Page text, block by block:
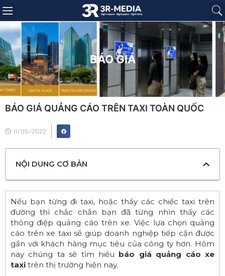
BÁO GIÁ
BÁO GIÁ QUẢNG CÁO TRÊN TAXI TOÀN QUỐC
11/05/2022
NỘI DUNG CƠ BẢN
Nếu bạn từng đi taxi, hoặc thấy các chiếc taxi trên
đường thì chắc chắn bạn đã từng nhìn thấy các
thông điệp quảng cáo trên xe. Việc lựa chọn quảng
cáo trên xe taxi sẽ giúp doanh nghiệp tiếp cận được
gần với khách hàng mục tiêu của công ty hơn. Hôm
nay chúng ta sẽ tìm hiểu báo giá quảng cáo xe
taxi trên thị trường hiện nay.